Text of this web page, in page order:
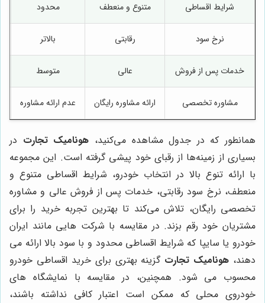
شرایط اقساطی متنوع و منعطف محدود
نرخ سود رقابتی بالاتر
خدمات پس از فروش عالی متوسط
مشاوره تخصصی ارائه مشاوره رایگان عدم ارائه مشاوره
همانطور که در جدول مشاهده می‌کنید، هونامیک تجارت در
بسیاری از زمینه‌ها از رقبای خود پیشی گرفته است. این مجموعه
با ارائه تنوع بالا در انتخاب خودرو، شرایط اقساطی متنوع و
منعطف، نرخ سود رقابتی، خدمات پس از فروش عالی و مشاوره
تخصصی رایگان، تلاش می‌کند تا بهترین تجربه خرید را برای
مشتریان خود رقم بزند. در مقایسه با شرکت هایی مانند ایران
خودرو یا سایپا که شرایط اقساطی محدود و با سود بالا ارائه می
دهند، هونامیک تجارت گزینه بهتری برای خرید اقساطی خودرو
محسوب می شود. همچنین، در مقایسه با نمایشگاه های
خودروی محلی که ممکن است اعتبار کافی نداشته باشند،